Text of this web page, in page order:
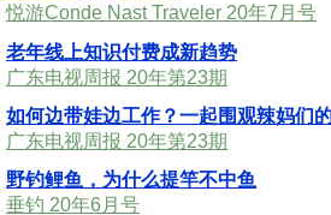
悦游Conde Nast Traveler 20年7月号
老年线上知识付费成新趋势
广东电视周报 20年第23期
如何边带娃边工作？一起围观辣妈们
广东电视周报 20年第23期
野钓鲤鱼，为什么提竿不中鱼
垂钓 20年6月号